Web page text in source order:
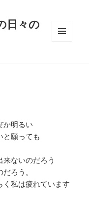
日々の
か明るい
と願っても
ないのだろう
ろう。
く私は疲れています